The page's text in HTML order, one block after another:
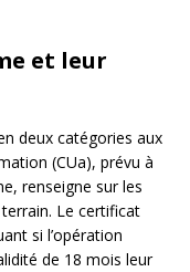
et leur
deux catégories aux
(CUa), prévu à
renseigne sur les
Le certificat
si l’opération
de 18 mois leur